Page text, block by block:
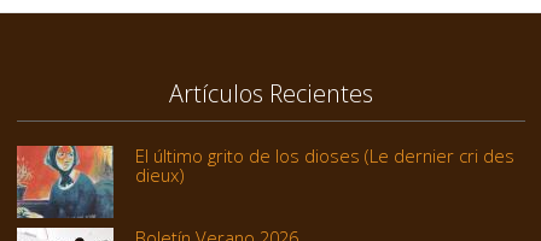
Artículos Recientes
El último grito de los dioses (Le dernier cri des
dieux)